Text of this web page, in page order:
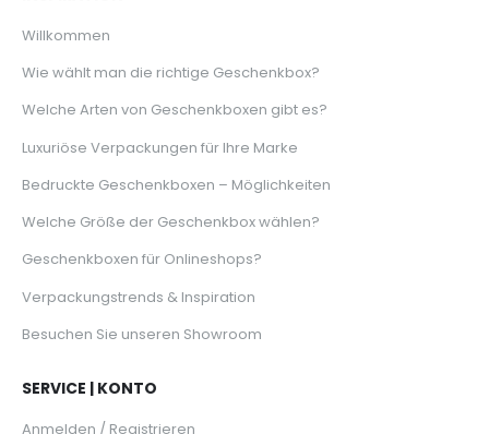
Willkommen
Wie wählt man die richtige Geschenkbox?
Welche Arten von Geschenkboxen gibt es?
Luxuriöse Verpackungen für Ihre Marke
Bedruckte Geschenkboxen – Möglichkeiten
Welche Größe der Geschenkbox wählen?
Geschenkboxen für Onlineshops?
Verpackungstrends & Inspiration
Besuchen Sie unseren Showroom
SERVICE | KONTO
Anmelden / Registrieren